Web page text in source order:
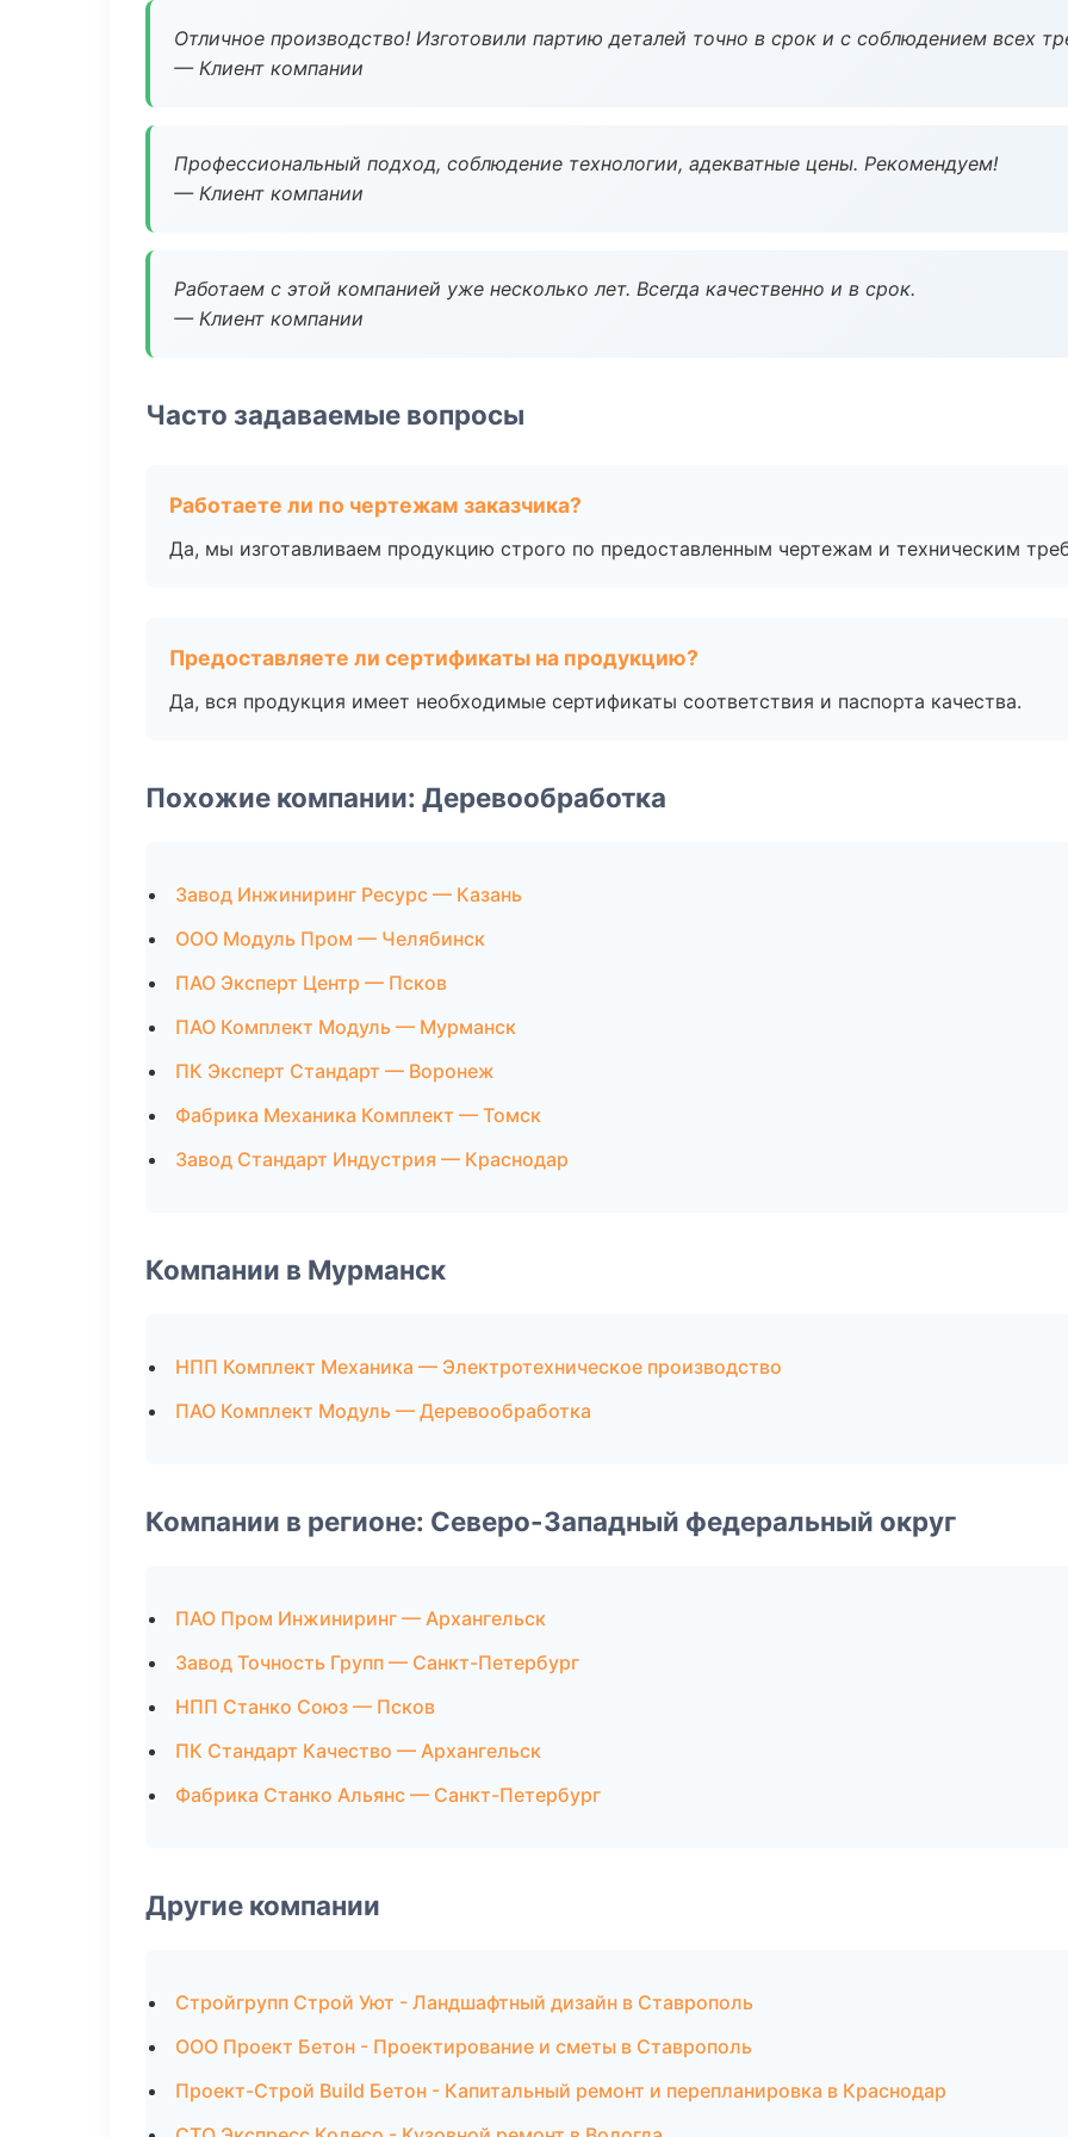
Отличное производство! Изготовили партию деталей точно в срок и с соблюдением всех
— Клиент компании
Профессиональный подход, соблюдение технологии, адекватные цены. Рекомендуем!
— Клиент компании
Работаем с этой компанией уже несколько лет. Всегда качественно и в срок.
— Клиент компании
Часто задаваемые вопросы
Работаете ли по чертежам заказчика?
Да, мы изготавливаем продукцию строго по предоставленным чертежам и техническим
Предоставляете ли сертификаты на продукцию?
Да, вся продукция имеет необходимые сертификаты соответствия и паспорта качества.
Похожие компании: Деревообработка
Завод Инжиниринг Ресурс — Казань
ООО Модуль Пром — Челябинск
ПАО Эксперт Центр — Псков
ПАО Комплект Модуль — Мурманск
ПК Эксперт Стандарт — Воронеж
Фабрика Механика Комплект — Томск
Завод Стандарт Индустрия — Краснодар
Компании в Мурманск
НПП Комплект Механика — Электротехническое производство
ПАО Комплект Модуль — Деревообработка
Компании в регионе: Северо-Западный федеральный округ
ПАО Пром Инжиниринг — Архангельск
Завод Точность Групп — Санкт-Петербург
НПП Станко Союз — Псков
ПК Стандарт Качество — Архангельск
Фабрика Станко Альянс — Санкт-Петербург
Другие компании
Стройгрупп Строй Уют - Ландшафтный дизайн в Ставрополь
ООО Проект Бетон - Проектирование и сметы в Ставрополь
Проект-Строй Build Бетон - Капитальный ремонт и перепланировка в Краснодар